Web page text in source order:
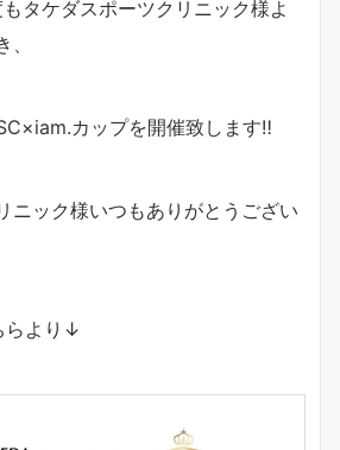
タケダスポーツクリニック様よ
カップを開催致します‼︎
ニック様いつもありがとうござい
らより↓